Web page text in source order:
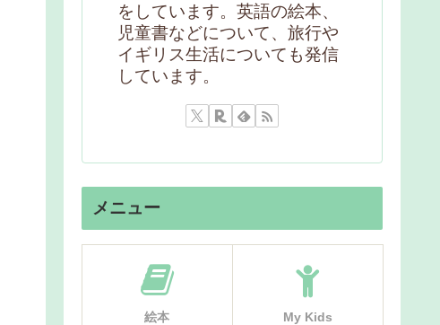
をしています。英語の絵本、
児童書などについて、旅行や
イギリス生活についても発信
しています。
メニュー
絵本 My Kids